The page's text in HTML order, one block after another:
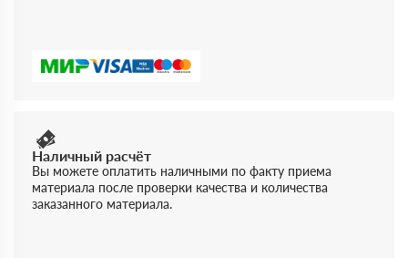
Наличный расчёт
Вы можете оплатить наличными по факту приема
материала после проверки качества и количества
заказанного материала.